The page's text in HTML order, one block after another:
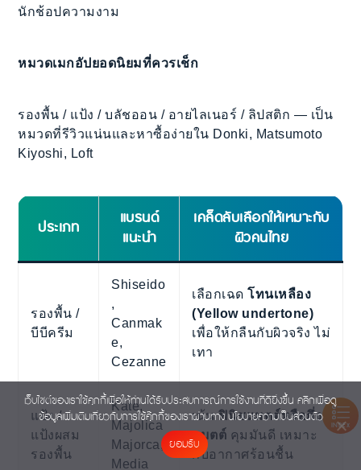
นักช้อปความงาม
หมวดเมกอัปยอดนิยมที่ควรเช็ก
รองพื้น / แป้ง / บลัชออน / อายไลเนอร์ / ลิปสติก — เป็น
หมวดที่รีวิวแน่นและหาซื้อง่ายใน Donki, Matsumoto
Kiyoshi, Loft
ประเภท
แบรนด์
แนะนำ
เคล็ดลับเลือกให้เหมาะกับ
ผิวคนไทย
รองพื้น /
บีบีครีม
Shiseido
,
Canmak
e,
Cezanne
เลือกเฉดโทนเหลือง
(Yellow undertone)
เพื่อให้กลืนกับผิวจริง ไม่
เทา
แป้ง /
แป้งผสม
รองพื้น
Kate,
Majolica
Majorca,
Media
เน้นฟินิชแมตต์หรือกึ่ง
แมตต์ คุมมันดี เหมาะ
กับอากาศร้อนชื้น
INDEX
เว็บไซต์ของเราใช้คุกกี้เพื่อให้ท่านได้รับประสบการณ์การใช้งานที่ดียิ่งขึ้น คลิกเพื่อดู
ข้อมูลเพิ่มเติมเกี่ยวกับการใช้คุ๊กกี้ของเราผ่านทางนโยบายความเป็นส่วนตัว
ยอมรับ